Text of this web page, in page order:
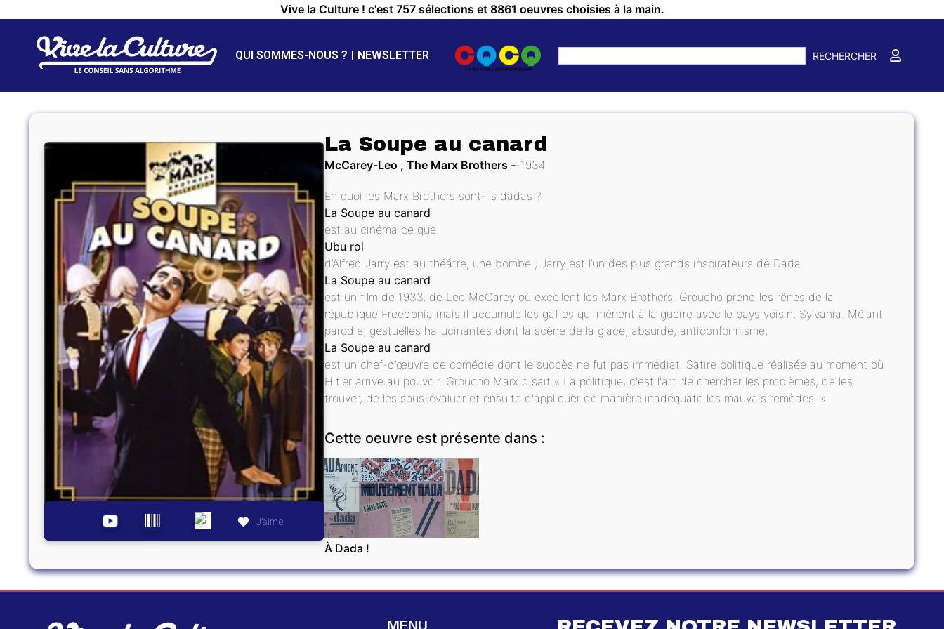
Vive la Culture ! c'est 757 sélections et 8861 oeuvres choisies à la main.
QUI SOMMES-NOUS ? NEWSLETTER RECHERCHER
J’aime
La Soupe au canard
McCarey-Leo , The Marx Brothers 1934
En quoi les Marx Brothers sont-ils dadas ?
La Soupe au canard
est au cinéma ce que
Ubu roi
d’Alfred Jarry est au théâtre, une bombe ; Jarry est l’un des plus grands inspirateurs de Dada.
La Soupe au canard
est un film de 1933, de Leo McCarey où excellent les Marx Brothers. Groucho prend les rênes de la
république Freedonia mais il accumule les gaffes qui mènent à la guerre avec le pays voisin, Sylvania. Mêlant
parodie, gestuelles hallucinantes dont la scène de la glace, absurde, anticonformisme,
La Soupe au canard
est un chef-d’œuvre de comédie dont le succès ne fut pas immédiat. Satire politique réalisée au moment où
Hitler arrive au pouvoir. Groucho Marx disait « La politique, c'est l'art de chercher les problèmes, de les
trouver, de les sous-évaluer et ensuite d'appliquer de manière inadéquate les mauvais remèdes. »
Cette oeuvre est présente dans :
LITTÉRATURE
À Dada !